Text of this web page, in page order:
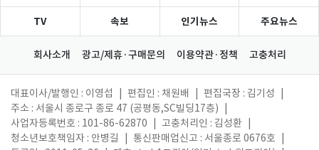
TV 속보 인기뉴스 주요뉴스
회사소개 광고/제휴·구매문의 이용약관·정책 고충처리
대표이사/발행인 : 이영섭 편집인 : 채원배 편집국장 : 김기성
주소 : 서울시 종로구 종로 47 (공평동,SC빌딩17층)
사업자등록번호 : 101-86-62870
고충처리인 : 김성환
청소년보호책임자 : 안병길
통신판매업신고 : 서울종로 0676호